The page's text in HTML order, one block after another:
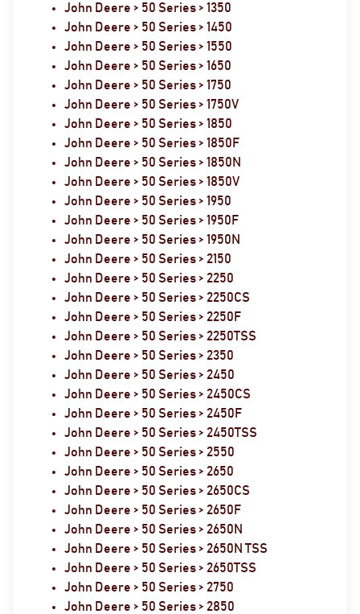
John Deere > 50 Series > 1350
John Deere > 50 Series > 1450
John Deere > 50 Series > 1550
John Deere > 50 Series > 1650
John Deere > 50 Series > 1750
John Deere > 50 Series > 1750V
John Deere > 50 Series > 1850
John Deere > 50 Series > 1850F
John Deere > 50 Series > 1850N
John Deere > 50 Series > 1850V
John Deere > 50 Series > 1950
John Deere > 50 Series > 1950F
John Deere > 50 Series > 1950N
John Deere > 50 Series > 2150
John Deere > 50 Series > 2250
John Deere > 50 Series > 2250CS
John Deere > 50 Series > 2250F
John Deere > 50 Series > 2250TSS
John Deere > 50 Series > 2350
John Deere > 50 Series > 2450
John Deere > 50 Series > 2450CS
John Deere > 50 Series > 2450F
John Deere > 50 Series > 2450TSS
John Deere > 50 Series > 2550
John Deere > 50 Series > 2650
John Deere > 50 Series > 2650CS
John Deere > 50 Series > 2650F
John Deere > 50 Series > 2650N
John Deere > 50 Series > 2650N TSS
John Deere > 50 Series > 2650TSS
John Deere > 50 Series > 2750
John Deere > 50 Series > 2850